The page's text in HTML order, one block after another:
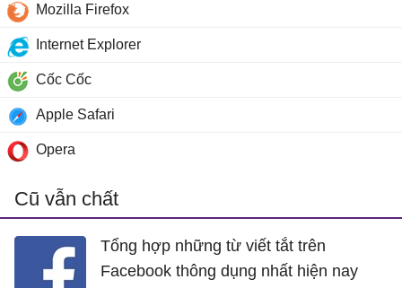
Mozilla Firefox
Internet Explorer
Cốc Cốc
Apple Safari
Opera
Cũ vẫn chất
Tổng hợp những từ viết tắt trên
Facebook thông dụng nhất hiện nay